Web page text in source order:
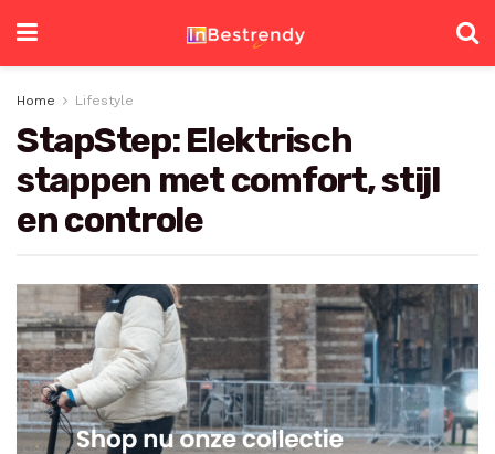
Home Lifestyle
StapStep: Elektrisch
stappen met comfort, stijl
en controle